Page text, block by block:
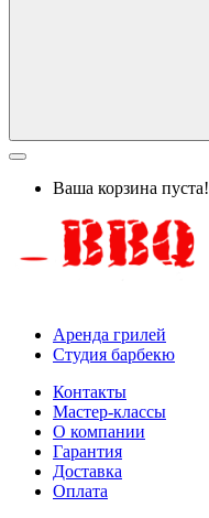
Ваша корзина пуста!
Аренда грилей
Студия барбекю
Контакты
Мастер-классы
О компании
Гарантия
Доставка
Оплата